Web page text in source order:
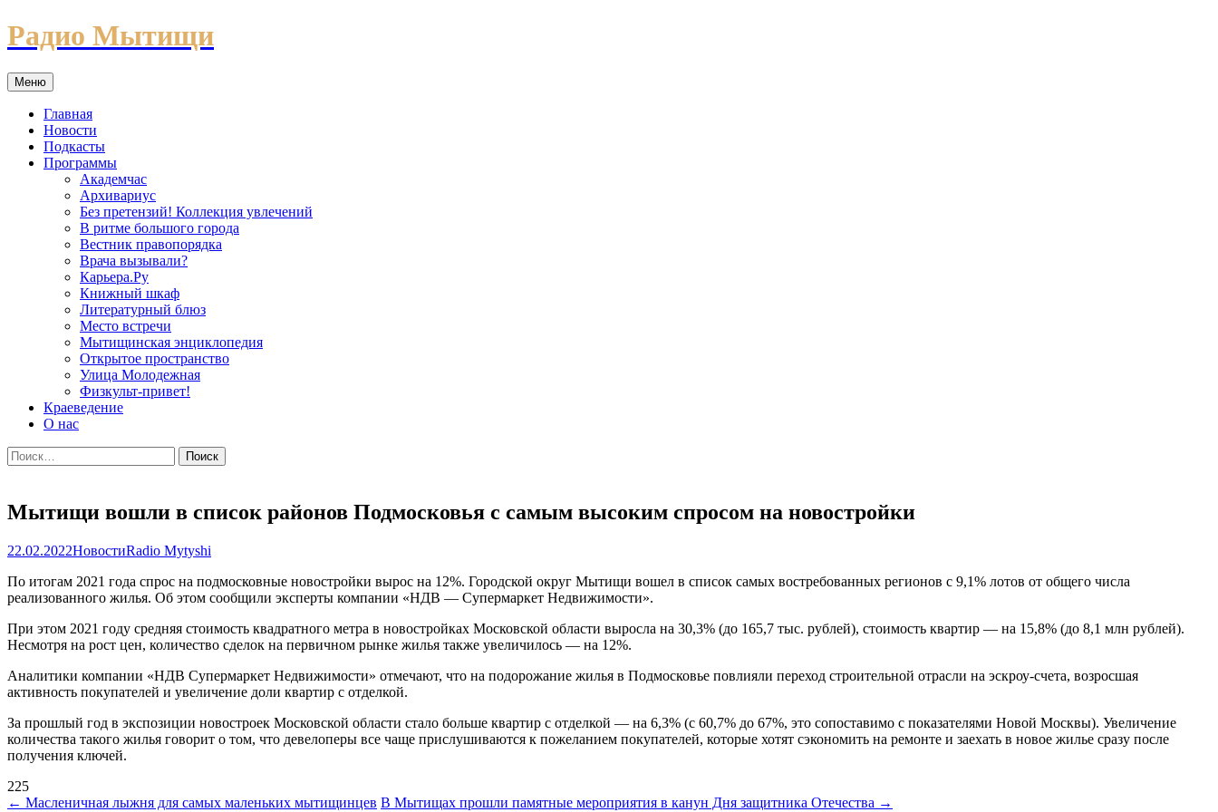
Перейти
к
Радио Мытищи
Меню
Главная
Новости
Подкасты
Программы
Академчас
Архивариус
Без претензий! Коллекция увлечений
В ритме большого города
Вестник правопорядка
Врача вызывали?
Карьера.Ру
Книжный шкаф
Литературный блюз
Место встречи
Мытищинская энциклопедия
Открытое пространство
Улица Молодежная
Физкульт-привет!
Краеведение
О нас
Найти:
Мытищи вошли в список районов Подмосковья с самым высоким спросом на новостройки
22.02.2022НовостиRadio Mytyshi
По итогам 2021 года спрос на подмосковные новостройки вырос на 12%. Городской округ Мытищи вошел в список самых востребованных регионов с 9,1% лотов от общего числа
реализованного жилья. Об этом сообщили эксперты компании «НДВ — Супермаркет Недвижимости».
При этом 2021 году средняя стоимость квадратного метра в новостройках Московской области выросла на 30,3% (до 165,7 тыс. рублей), стоимость квартир — на 15,8% (до 8,1 млн рублей).
Несмотря на рост цен, количество сделок на первичном рынке жилья также увеличилось — на 12%.
Аналитики компании «НДВ Супермаркет Недвижимости» отмечают, что на подорожание жилья в Подмосковье повлияли переход строительной отрасли на эскроу-счета, возросшая
активность покупателей и увеличение доли квартир с отделкой.
За прошлый год в экспозиции новостроек Московской области стало больше квартир с отделкой — на 6,3% (с 60,7% до 67%, это сопоставимо с показателями Новой Москвы). Увеличение
количества такого жилья говорит о том, что девелоперы все чаще прислушиваются к пожеланием покупателей, которые хотят сэкономить на ремонте и заехать в новое жилье сразу после
получения ключей.
225
Навигация
← Масленичная лыжня для самых маленьких мытищинцев В Мытищах прошли памятные мероприятия в канун Дня защитника Отечества →